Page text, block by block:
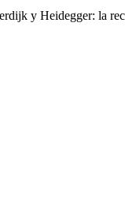
y Heidegger: la